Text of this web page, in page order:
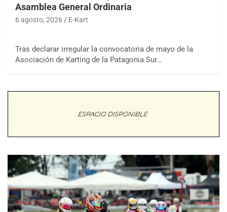
Asamblea General Ordinaria
6 agosto, 2026 E-Kart
Tras declarar irregular la convocatoria de mayo de la
Asociación de Karting de la Patagonia Sur…